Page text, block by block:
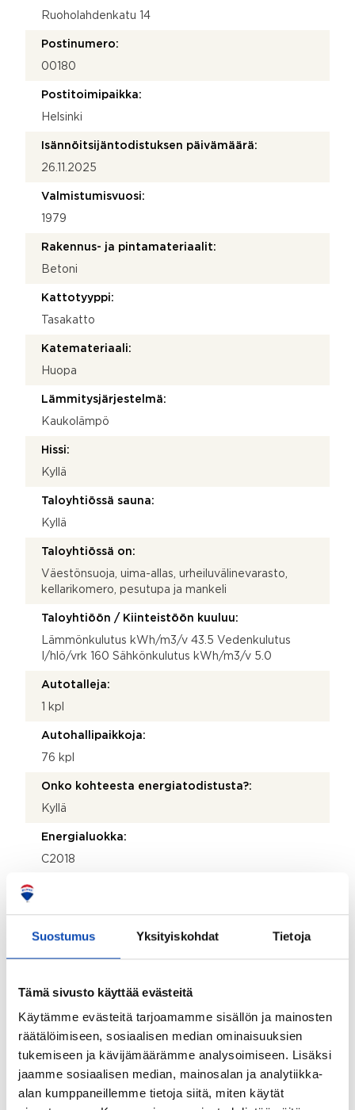
Suostumus Yksityiskohdat Tietoja
Tämä sivusto käyttää evästeitä
Käytämme evästeitä tarjoamamme sisällön ja mainosten
räätälöimiseen, sosiaalisen median ominaisuuksien
tukemiseen ja kävijämäärämme analysoimiseen. Lisäksi
jaamme sosiaalisen median, mainosalan ja analytiikka-
alan kumppaneillemme tietoja siitä, miten käytät
Ruoholahdenkatu 14
Postinumero:
00180
Postitoimipaikka:
Helsinki
Isännöitsijäntodistuksen päivämäärä:
26.11.2025
Valmistumisvuosi:
1979
Rakennus- ja pintamateriaalit:
Betoni
Kattotyyppi:
Tasakatto
Katemateriaali:
Huopa
Lämmitysjärjestelmä:
Kaukolämpö
Hissi:
Kyllä
Taloyhtiössä sauna:
Kyllä
Taloyhtiössä on:
Väestönsuoja, uima-allas, urheiluvälinevarasto,
kellarikomero, pesutupa ja mankeli
Taloyhtiöön / Kiinteistöön kuuluu:
Lämmönkulutus kWh/m3/v 43.5 Vedenkulutus
I/hlö/vrk 160 Sähkönkulutus kWh/m3/v 5.0
Autotalleja:
1 kpl
Autohallipaikkoja:
76 kpl
Onko kohteesta energiatodistusta?:
Kyllä
Energialuokka:
C2018
Asbestikartoitus:
Ei
Rakennukseen tehdyt korjaukset/remontit:
2025 Sisäänvedetyt parvekkeet kuntotutkimus
tiivistys 2024 Sisäänvedetyt parvekkeet
parvekepieliseinien betonikorjaukset 2023
Kattoterassien katteet 2021 Kattoterassit 2018
Autohalli luiskan sulanapito 2018 Märkätilakorjauksia
2018 Patteriverkoston alipaineilmanpoistin 2018